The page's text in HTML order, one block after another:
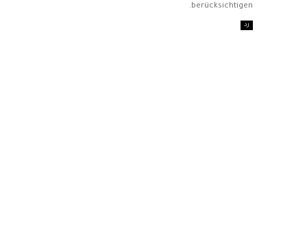
berücksichtigen.
رد